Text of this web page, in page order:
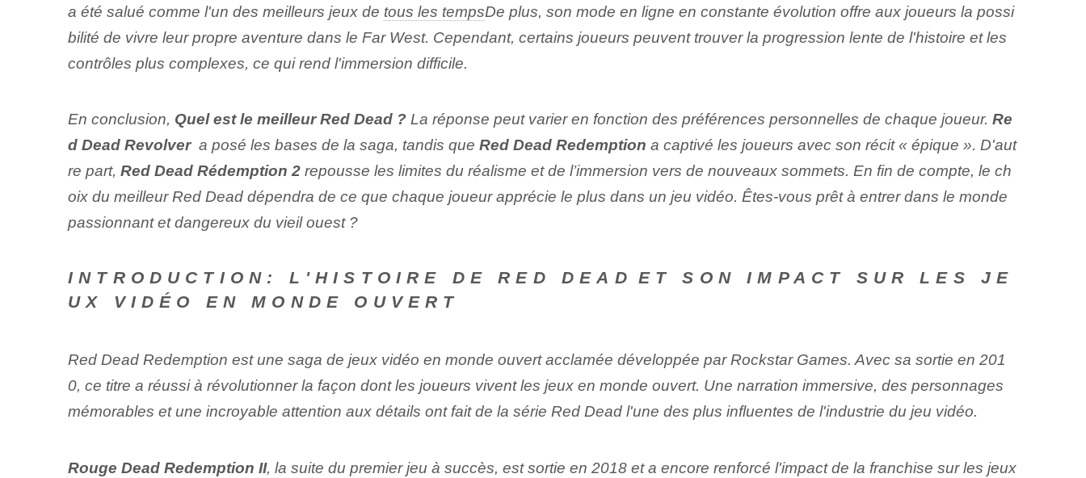
a été salué comme l'un des meilleurs jeux de tous les tempsDe plus, son mode en ligne en constante évolution offre aux joueurs la possi
bilité de vivre leur propre aventure dans le Far West. Cependant, certains joueurs peuvent trouver la progression lente de l'histoire et les
contrôles plus complexes, ce qui rend l'immersion difficile.
En conclusion, Quel est le meilleur Red Dead ?La réponse peut varier en fonction des préférences personnelles de chaque joueur. Re
d Dead Revolver⁤ a posé les bases de la saga, tandis que Red Dead Redemption a captivé les joueurs avec son récit « épique ». D'aut
re part, Red Dead ‌Rédemption 2repousse les limites du réalisme et de l’immersion vers de nouveaux sommets. En fin de compte, le ch
oix du meilleur Red Dead dépendra de ce que chaque joueur apprécie le plus dans un jeu vidéo. Êtes-vous prêt à entrer dans le monde
passionnant et dangereux du vieil ouest ?
INTRODUCTION:
L'HISTOIRE DE RED DEAD⁤ET SON IMPACT SUR‍ LES JE
UX VIDÉO EN MONDE OUVERT
Red Dead Redemption est une saga de jeux vidéo en monde ouvert acclamée développée par Rockstar Games. Avec sa sortie en 201
0, ce titre a réussi à révolutionner la façon dont les joueurs vivent les jeux en monde ouvert. Une narration immersive, des personnages
mémorables et une incroyable attention aux détails ont fait de la série Red Dead l'une des plus influentes de l'industrie du jeu vidéo.
Rouge ⁢Dead Redemption​ II, la suite du premier jeu à succès, est sortie en 2018 et a encore renforcé l'impact de la franchise sur les jeux